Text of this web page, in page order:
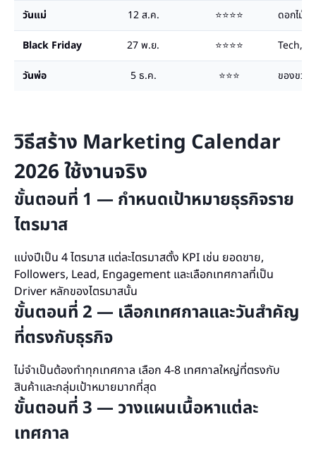
วันแม่ 12 ส.ค. ⭐⭐⭐⭐ ดอกไม้
Black Friday 27 พ.ย. ⭐⭐⭐⭐ Tech, แ
วันพ่อ 5 ธ.ค. ⭐⭐⭐ ของขวั
วิธีสร้าง Marketing Calendar
2026 ใช้งานจริง
ขั้นตอนที่ 1 — กำหนดเป้าหมายธุรกิจราย
ไตรมาส
แบ่งปีเป็น 4 ไตรมาส แต่ละไตรมาสตั้ง KPI เช่น ยอดขาย,
Followers, Lead, Engagement และเลือกเทศกาลที่เป็น
Driver หลักของไตรมาสนั้น
ขั้นตอนที่ 2 — เลือกเทศกาลและวันสำคัญ
ที่ตรงกับธุรกิจ
ไม่จำเป็นต้องทำทุกเทศกาล เลือก 4-8 เทศกาลใหญ่ที่ตรงกับ
สินค้าและกลุ่มเป้าหมายมากที่สุด
ขั้นตอนที่ 3 — วางแผนเนื้อหาแต่ละ
เทศกาล